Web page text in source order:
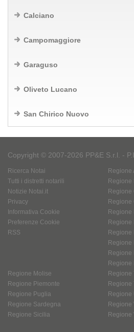
Calciano
Campomaggiore
Garaguso
Oliveto Lucano
San Chirico Nuovo
Copyright © 2007-2026 PP&E S.r.l. -
Ricerca Notai
Tutti i distretti notarili
Notizie Notai.it
Privacy
Informativa Cookie
Preferenze Cookie
RSS
Regione
Regione
Regione
Regione
Regione
Regione
Regione
Regione
Regione
Regione
Regione Molise
Regione Piemonte
Regione Puglia
Regione Sardegna
Regione Sicilia
Regione
Regione
Regione
Regione
Regione